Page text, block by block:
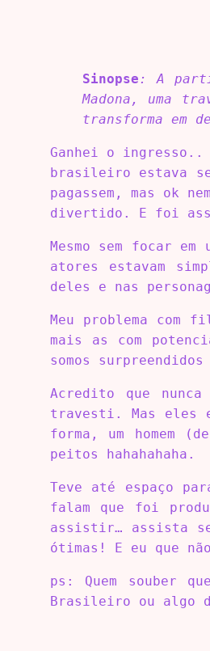
Sinopse: A
Madona, uma
transforma em
Ganhei o ingresso..
brasileiro estava
pagassem, mas ok
divertido. E foi
Mesmo sem focar
atores estavam
deles e nas
Meu problema com
mais as com
somos
Acredito que
travesti. Mas eles
forma, um homem
peitos hahahahaha.
Teve até espaço
falam que foi
assistir… assista
ótimas! E eu que
ps: Quem souber
Brasileiro ou algo